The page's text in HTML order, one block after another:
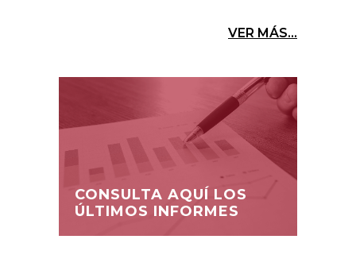
VER MÁS...
CONSULTA AQUÍ LOS
ÚLTIMOS INFORMES